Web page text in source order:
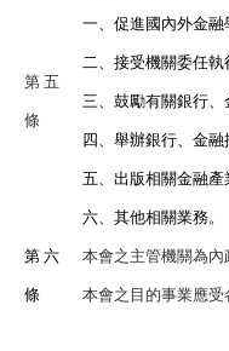
第 五
條
一、促進國內外金融
二、接受機關委任
三、鼓勵有關銀行
四、舉辦銀行、金融
五、出版相關金融產
六、其他相關業務。
第 六
條
本會之主管機關為內
本會之目的事業應受